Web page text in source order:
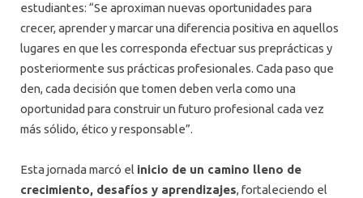
estudiantes: “Se aproximan nuevas oportunidades para
crecer, aprender y marcar una diferencia positiva en aquellos
lugares en que les corresponda efectuar sus preprácticas y
posteriormente sus prácticas profesionales. Cada paso que
den, cada decisión que tomen deben verla como una
oportunidad para construir un futuro profesional cada vez
más sólido, ético y responsable”.
Esta jornada marcó el inicio de un camino lleno de
crecimiento, desafíos y aprendizajes, fortaleciendo el